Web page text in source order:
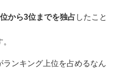
から3位までを独占 したこと
ンキング上位を占めるなん